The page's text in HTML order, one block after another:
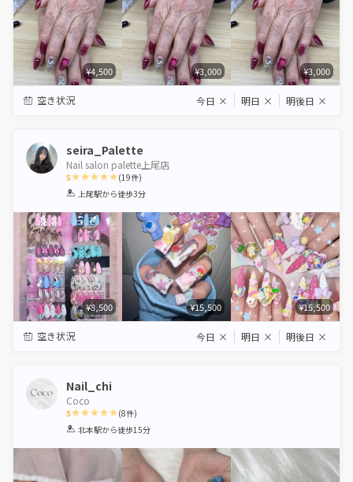
¥4,500 ¥3,000 ¥3,000
空き状況 今日 × 明日 × 明後日 ×
seira_Palette
Nail salon palette上尾店
5
1 2 3 4 5
(19件)
上尾駅から徒歩3分
¥8,500 ¥15,500 ¥15,500
空き状況 今日 × 明日 × 明後日 ×
Nail_chi
Coco
5
1 2 3 4 5
(8件)
北本駅から徒歩15分